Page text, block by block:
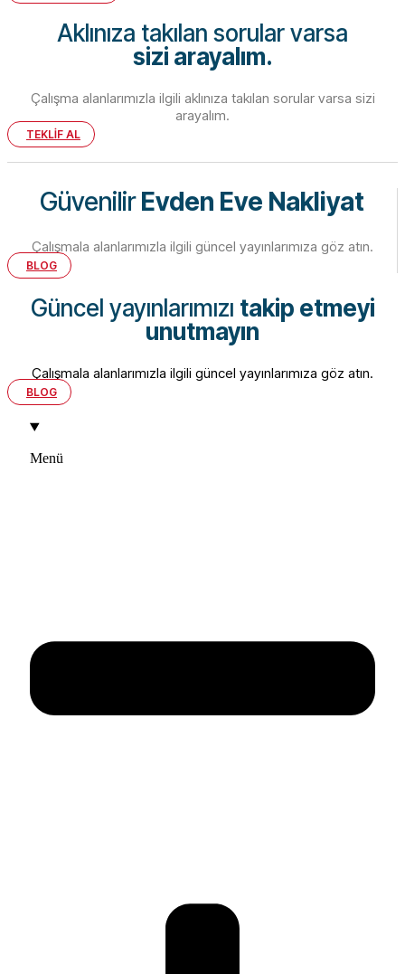
Aklınıza takılan sorular varsa
sizi arayalım.
Çalışma alanlarımızla ilgili aklınıza takılan sorular varsa sizi
arayalım.
TEKLİF AL
GüvenilirEvden Eve Nakliyat
Çalışmala alanlarımızla ilgili güncel yayınlarımıza göz atın.
BLOG
Güncel yayınlarımızı takip etmeyi
unutmayın
Çalışmala alanlarımızla ilgili güncel yayınlarımıza göz atın.
BLOG
Menü